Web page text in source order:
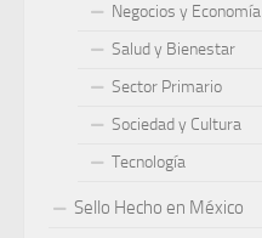
Negocios y Economía
Salud y Bienestar
Sector Primario
Sociedad y Cultura
Tecnología
Sello Hecho en México